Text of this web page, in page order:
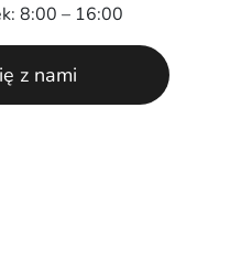
8:00 – 16:00
z nami